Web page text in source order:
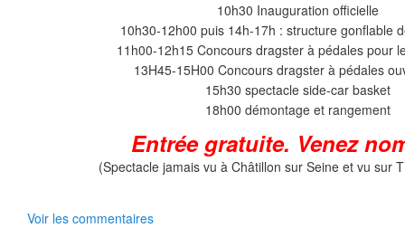
10h30 Inauguration officielle
10h30-12h00 puis 14h-17h : structure gonflable
11h00-12h15 Concours dragster à pédales pour
13H45-15H00 Concours dragster à pédales
15h30 spectacle side-car basket
18h00 démontage et rangement
Entrée gratuite. Venez
(Spectacle jamais vu à Châtillon sur Seine et vu sur
Voir les commentaires